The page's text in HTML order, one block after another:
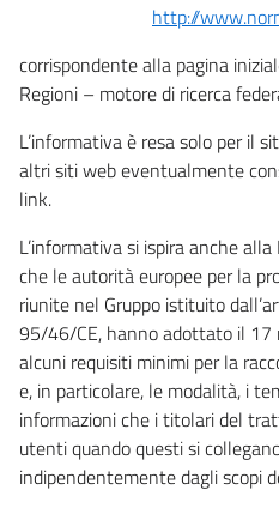
http://
corrispondente alla pagina
Regioni – motore di ricerca
L’informativa è resa solo per il
altri siti web eventualmente
link.
L’informativa si ispira anche
che le autorità europee per la
riunite nel Gruppo istituito
95/46/CE, hanno adottato il 17
alcuni requisiti minimi per la
e, in particolare, le modalità, i
informazioni che i titolari del
utenti quando questi si
indipendentemente dagli scopi